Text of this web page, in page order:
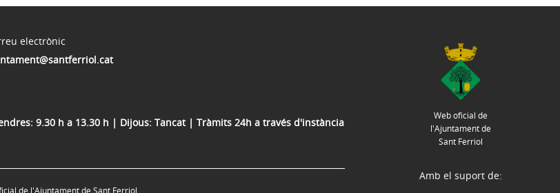
electrònic
9.30 h a 13.30 h | Dijous: Tancat | Tràmits 24h a través d'instància
Web oficial de
l'Ajuntament de
Sant Ferriol
Amb el suport de: